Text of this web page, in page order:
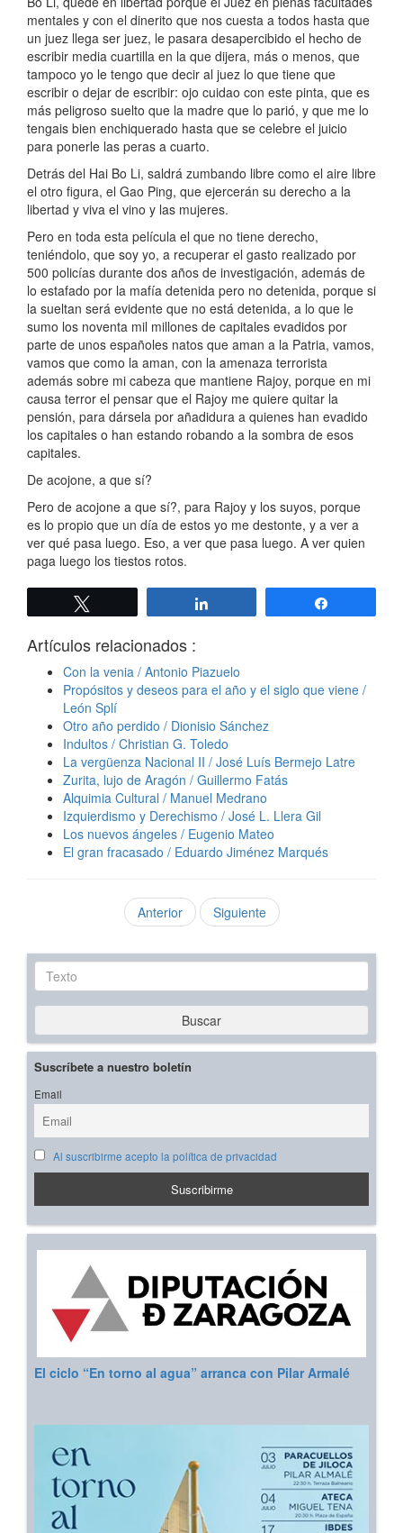
mentales y con el dinerito que nos cuesta a todos hasta que
un juez llega ser juez, le pasara desapercibido el hecho de
escribir media cuartilla en la que dijera, más o menos, que
tampoco yo le tengo que decir al juez lo que tiene que
escribir o dejar de escribir: ojo cuidao con este pinta, que es
más peligroso suelto que la madre que lo parió, y que me lo
tengais bien enchiquerado hasta que se celebre el juicio
para ponerle las peras a cuarto.
Detrás del Hai Bo Li, saldrá zumbando libre como el aire libre
el otro figura, el Gao Ping, que ejercerán su derecho a la
libertad y viva el vino y las mujeres.
Pero en toda esta película el que no tiene derecho,
teniéndolo, que soy yo, a recuperar el gasto realizado por
500 policías durante dos años de investigación, además de
lo estafado por la mafía detenida pero no detenida, porque si
la sueltan será evidente que no está detenida, a lo que le
sumo los noventa mil millones de capitales evadidos por
parte de unos españoles natos que aman a la Patria, vamos,
vamos que como la aman, con la amenaza terrorista
además sobre mi cabeza que mantiene Rajoy, porque en mi
causa terror el pensar que el Rajoy me quiere quitar la
pensión, para dársela por añadidura a quienes han evadido
los capitales o han estando robando a la sombra de esos
capitales.
De acojone, a que sí?
Pero de acojone a que sí?, para Rajoy y los suyos, porque
es lo propio que un día de estos yo me destonte, y a ver a
ver qué pasa luego. Eso, a ver que pasa luego. A ver quien
paga luego los tiestos rotos.
Artículos relacionados :
Con la venia / Antonio Piazuelo
Propósitos y deseos para el año y el siglo que viene /
León Splí
Otro año perdido / Dionisio Sánchez
Indultos / Christian G. Toledo
La vergüenza Nacional II / José Luís Bermejo Latre
Zurita, lujo de Aragón / Guillermo Fatás
Alquimia Cultural / Manuel Medrano
Izquierdismo y Derechismo / José L. Llera Gil
Los nuevos ángeles / Eugenio Mateo
El gran fracasado / Eduardo Jiménez Marqués
Anterior Siguiente
Texto
Buscar
Suscríbete a nuestro boletín
Email
Al suscribirme acepto la política de privacidad
El ciclo “En torno al agua” arranca con Pilar Armalé